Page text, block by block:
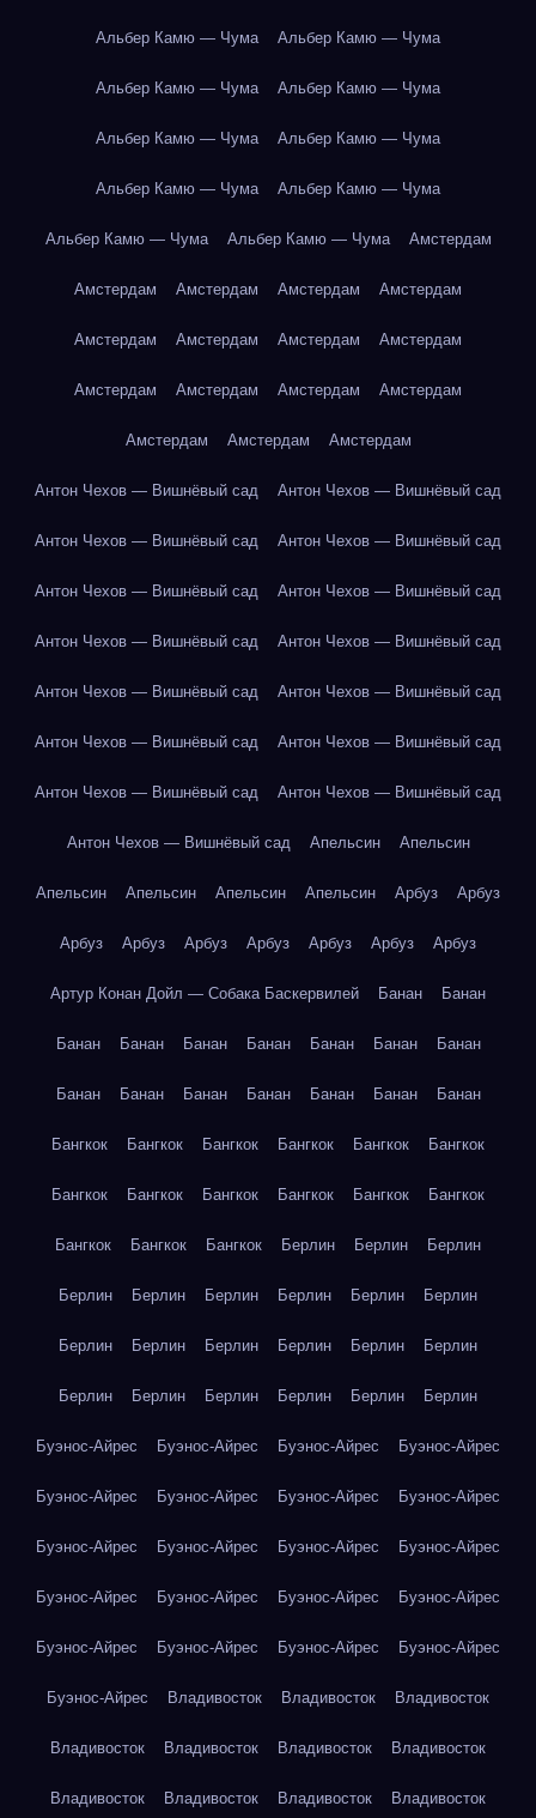
Альбер Камю — Чума Альбер Камю — Чума
Альбер Камю — Чума Альбер Камю — Чума
Альбер Камю — Чума Альбер Камю — Чума
Альбер Камю — Чума Альбер Камю — Чума
Альбер Камю — Чума Альбер Камю — Чума Амстердам
Амстердам Амстердам Амстердам Амстердам
Амстердам Амстердам Амстердам Амстердам
Амстердам Амстердам Амстердам Амстердам
Амстердам Амстердам Амстердам
Антон Чехов — Вишнёвый сад Антон Чехов — Вишнёвый сад
Антон Чехов — Вишнёвый сад Антон Чехов — Вишнёвый сад
Антон Чехов — Вишнёвый сад Антон Чехов — Вишнёвый сад
Антон Чехов — Вишнёвый сад Антон Чехов — Вишнёвый сад
Антон Чехов — Вишнёвый сад Антон Чехов — Вишнёвый сад
Антон Чехов — Вишнёвый сад Антон Чехов — Вишнёвый сад
Антон Чехов — Вишнёвый сад Антон Чехов — Вишнёвый сад
Антон Чехов — Вишнёвый сад Апельсин Апельсин
Апельсин Апельсин Апельсин Апельсин Арбуз Арбуз
Арбуз Арбуз Арбуз Арбуз Арбуз Арбуз Арбуз
Артур Конан Дойл — Собака Баскервилей Банан Банан
Банан Банан Банан Банан Банан Банан Банан
Банан Банан Банан Банан Банан Банан Банан
Бангкок Бангкок Бангкок Бангкок Бангкок Бангкок
Бангкок Бангкок Бангкок Бангкок Бангкок Бангкок
Бангкок Бангкок Бангкок Берлин Берлин Берлин
Берлин Берлин Берлин Берлин Берлин Берлин
Берлин Берлин Берлин Берлин Берлин Берлин
Берлин Берлин Берлин Берлин Берлин Берлин
Буэнос-Айрес Буэнос-Айрес Буэнос-Айрес Буэнос-Айрес
Буэнос-Айрес Буэнос-Айрес Буэнос-Айрес Буэнос-Айрес
Буэнос-Айрес Буэнос-Айрес Буэнос-Айрес Буэнос-Айрес
Буэнос-Айрес Буэнос-Айрес Буэнос-Айрес Буэнос-Айрес
Буэнос-Айрес Буэнос-Айрес Буэнос-Айрес Буэнос-Айрес
Буэнос-Айрес Владивосток Владивосток Владивосток
Владивосток Владивосток Владивосток Владивосток
Владивосток Владивосток Владивосток Владивосток